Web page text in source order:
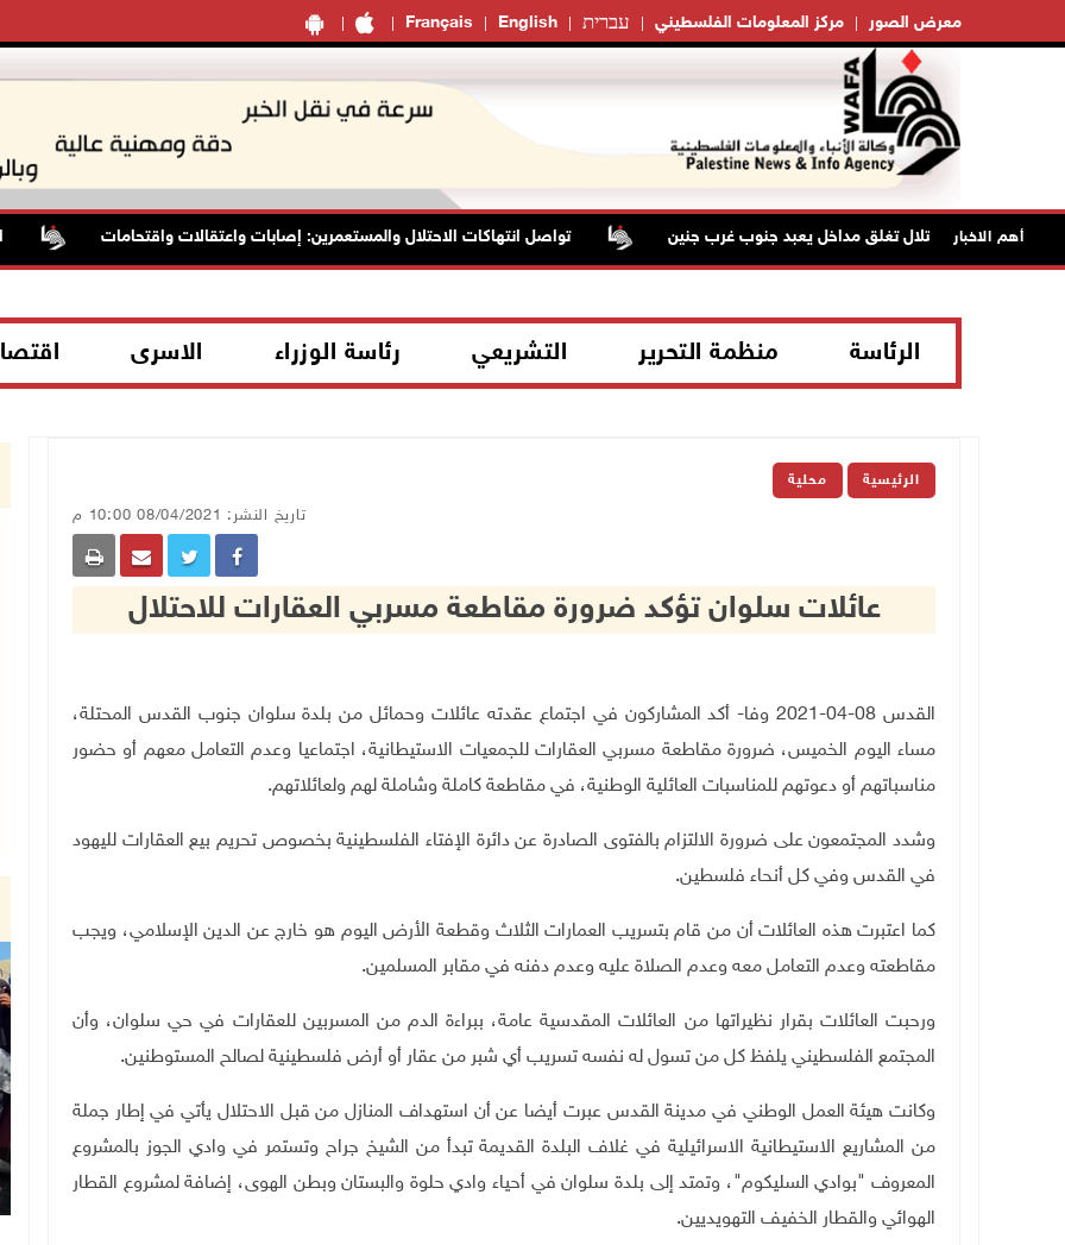
Français English עברית مركز المعلومات الفلسطيني معرض الصور
أهم الاخبار
قوات الاحتلال تغلق مداخل يعبد جنوب غرب جنين تواصل انتهاكات الاحتلال والمستعمرين: إصابات واعتقالات واقتحامات
الرئاسة منظمة التحرير التشريعي رئاسة الوزراء الاسرى
الرئيسية محلية
تاريخ النشر: 08/04/2021 10:00 م
عائلات سلوان تؤكد ضرورة مقاطعة مسربي العقارات للاحتلال
القدس ‏08‏-04‏-2021 وفا- أكد المشاركون في اجتماع عقدته عائلات وحمائل من بلدة سلوان جنوب القدس المحتلة،
مساء اليوم الخميس، ضرورة مقاطعة مسربي العقارات للجمعيات الاستيطانية، اجتماعيا وعدم التعامل معهم أو حضور
مناسباتهم أو دعوتهم للمناسبات العائلية الوطنية، في مقاطعة كاملة وشاملة لهم ولعائلاتهم.
وشدد المجتمعون على ضرورة الالتزام بالفتوى الصادرة عن دائرة الإفتاء الفلسطينية بخصوص تحريم بيع العقارات لليهود
في القدس وفي كل أنحاء فلسطين.
كما اعتبرت هذه العائلات أن من قام بتسريب العمارات الثلاث وقطعة الأرض اليوم هو خارج عن الدين الإسلامي، ويجب
مقاطعته وعدم التعامل معه وعدم الصلاة عليه وعدم دفنه في مقابر المسلمين.
ورحبت العائلات بقرار نظيراتها من العائلات المقدسية عامة، ببراءة الدم من المسربين للعقارات في حي سلوان، وأن
المجتمع الفلسطيني يلفظ كل من تسول له نفسه تسريب أي شبر من عقار أو أرض فلسطينية لصالح المستوطنين.
وكانت هيئة العمل الوطني في مدينة القدس عبرت أيضا عن أن استهداف المنازل من قبل الاحتلال يأتي في إطار جملة
من المشاريع الاستيطانية الاسرائيلية في غلاف البلدة القديمة تبدأ من الشيخ جراح وتستمر في وادي الجوز بالمشروع
المعروف "بوادي السليكوم"، وتمتد إلى بلدة سلوان في أحياء وادي حلوة والبستان وبطن الهوى، إضافة لمشروع القطار
الهوائي والقطار الخفيف التهويديين.